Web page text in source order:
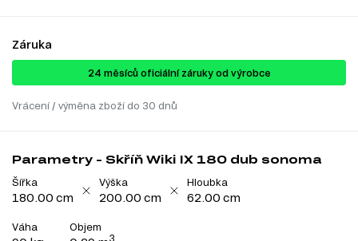
Záruka
24 ​​​​měsíců oficiální záruky od výrobce
Vrácení / výměna zboží do 30 dnů
Parametry - Skříň Wiki IX 180 dub sonoma
Šířka
180.00 cm
Výška
200.00 cm
Hloubka
62.00 cm
Váha Objem
3